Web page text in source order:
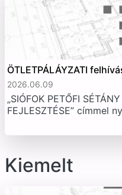
ÖTLETPÁLÁYZATI
2026.06.09
„SIÓFOK PETŐFI
FEJLESZTÉSE” címmel
Kiemelt